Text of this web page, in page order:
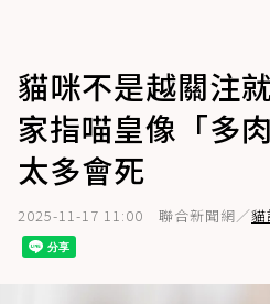
貓咪不是越關注
家指喵皇像「多
太多會死
2025-11-17 11:00 聯合新聞網／貓